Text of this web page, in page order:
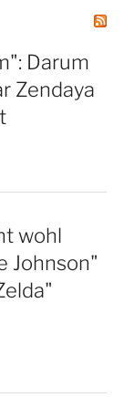
Darum
Zendaya
wohl
Johnson"